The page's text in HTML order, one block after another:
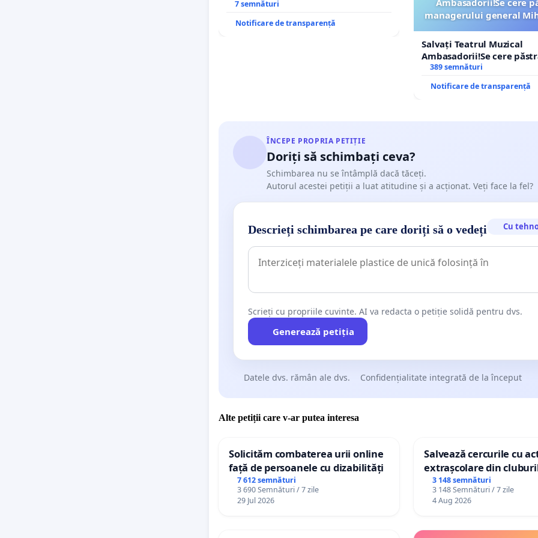
7 semnături
Notificare de transparență
managerului general
Salvați Teatrul Muzical
Ambasadorii!Se cere
managerului general
389 semnături
Notificare de transparență
ÎNCEPE PROPRIA PETIȚIE
Doriți să schimbați ceva?
Schimbarea nu se întâmplă dacă tăceți.
Autorul acestei petiții a luat atitudine și a acționat. Veți face la fel?
Descrieți schimbarea pe care doriți să o vedeți Cu
Scrieți cu propriile cuvinte. AI va redacta o petiție solidă pentru dvs.
Generează petiția
Datele dvs. rămân ale dvs. Confidențialitate integrată de la început
Alte petiții care v-ar putea interesa
Solicităm combaterea urii online
față de persoanele cu dizabilități
7 612 semnături
3 690 Semnături / 7 zile
29 Jul 2026
Salvează cercurile cu
extrașcolare din
palatele copiilor
3 148 semnături
3 148 Semnături / 7 zile
4 Aug 2026